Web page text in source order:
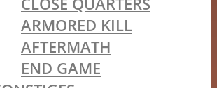
ARMORED KILL
AFTERMATH
END GAME